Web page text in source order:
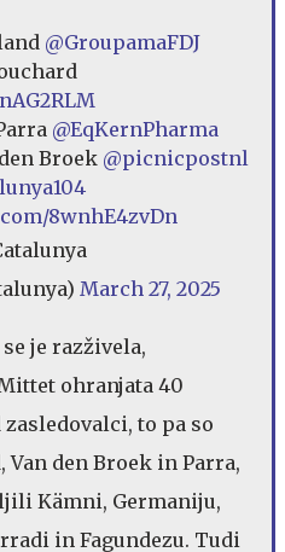
@GroupamaFDJ
@EqKernPharma
Broek @picnicpostnl
8wnhE4zvDn
March 27, 2025
je razživela,
ohranjata 40
to pa so
Van den Broek in Parra,
Kämni, Germaniju,
in Fagundezu. Tudi